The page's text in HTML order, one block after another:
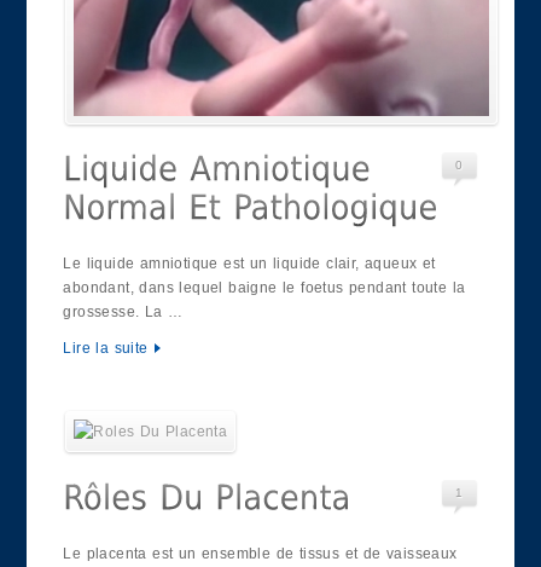
0
Le liquide amniotique est un liquide clair, aqueux et
abondant, dans lequel baigne le foetus pendant toute la
grossesse. La …
Lire la suite
1
Le placenta est un ensemble de tissus et de vaisseaux